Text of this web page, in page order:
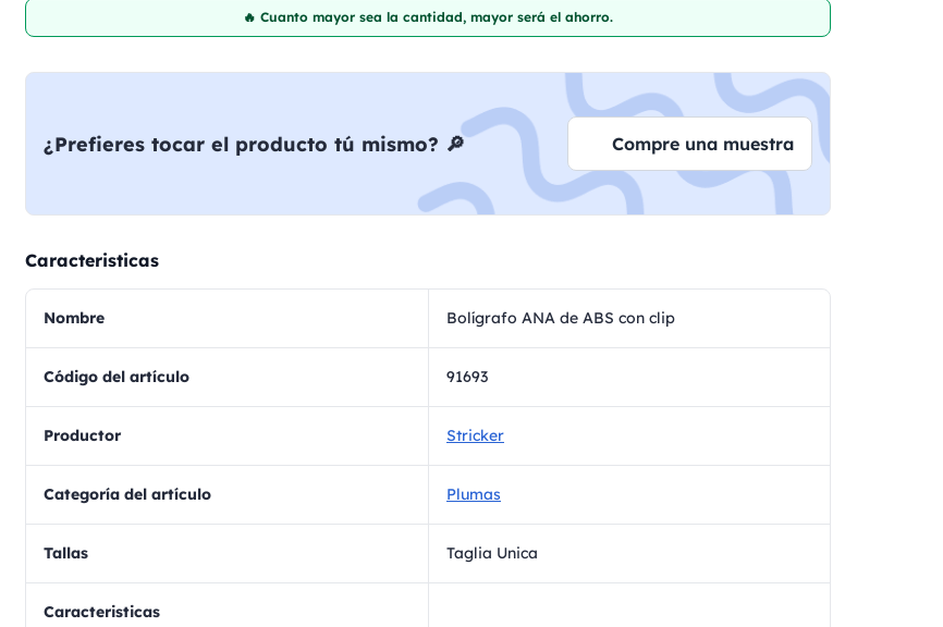
🔥 Cuanto mayor sea la cantidad, mayor será el ahorro.
¿Prefieres tocar el producto tú mismo? 🔎 Compre una muestra
Caracteristicas
Nombre Bolígrafo ANA de ABS con clip
Código del artículo 91693
Productor Stricker
Categoría del artículo Plumas
Tallas Taglia Unica
Caracteristicas